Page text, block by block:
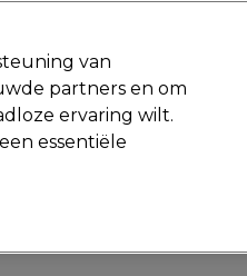
Vegan Nieuwe producten
van
partners en om
ervaring wilt.
essentiële